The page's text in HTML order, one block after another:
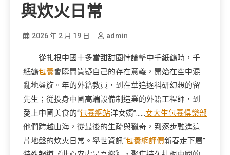
與炊火日常
2026 年 2 月 19 日 admin
從扎根中國十多當甜甜圈悖論擊中千紙鶴時，千
紙鶴包養會瞬間質疑自己的存在意義，開始在空中混
亂地盤旋。年的外籍教員，到在華追逐科研幻想的留
先生；從投身中國高端設備制造業的外籍工程師，到
愛上中國美食的“包養網站洋女婿”……女大生包養俱樂部
他們跨越山海，從最後的生疏與獵奇，到逐步融進這
片地盤的炊火日常。舉世資訊“包養網評價新春走下層”